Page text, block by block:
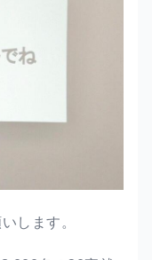
します。